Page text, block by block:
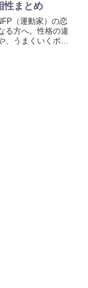
性まとめ
（運動家）の恋
る方へ。性格の違
、うまくいくポイ